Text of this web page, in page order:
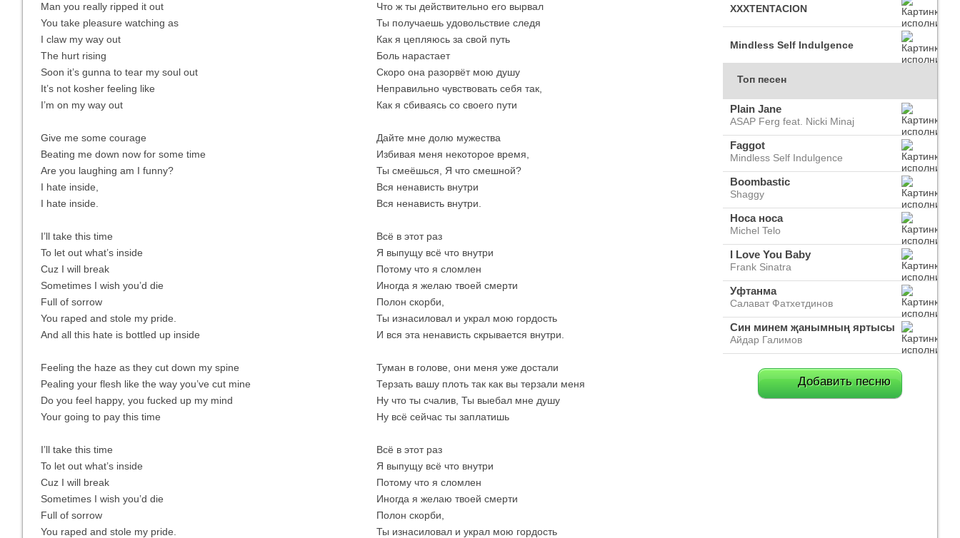
Man you really ripped it out
You take pleasure watching as
I claw my way out
The hurt rising
Soon it’s gunna to tear my soul out
It’s not kosher feeling like
I’m on my way out
Give me some courage
Beating me down now for some time
Are you laughing am I funny?
I hate inside,
I hate inside.
I’ll take this time
To let out what’s inside
Cuz I will break
Sometimes I wish you’d die
Full of sorrow
You raped and stole my pride.
And all this hate is bottled up inside
Feeling the haze as they cut down my spine
Pealing your flesh like the way you’ve cut mine
Do you feel happy, you fucked up my mind
Your going to pay this time
I’ll take this time
To let out what’s inside
Cuz I will break
Sometimes I wish you’d die
Full of sorrow
You raped and stole my pride.
Что ж ты действительно его вырвал
Ты получаешь удовольствие следя
Как я цепляюсь за свой путь
Боль нарастает
Скоро она разорвёт мою душу
Неправильно чувствовать себя так,
Как я сбиваясь со своего пути
Дайте мне долю мужества
Избивая меня некоторое время,
Ты смеёшься, Я что смешной?
Вся ненависть внутри
Вся ненависть внутри.
Всё в этот раз
Я выпущу всё что внутри
Потому что я сломлен
Иногда я желаю твоей смерти
Полон скорби,
Ты изнасиловал и украл мою гордость
И вся эта ненависть скрывается внутри.
Туман в голове, они меня уже достали
Терзать вашу плоть так как вы терзали меня
Ну что ты счалив, Ты выебал мне душу
Ну всё сейчас ты заплатишь
Всё в этот раз
Я выпущу всё что внутри
Потому что я сломлен
Иногда я желаю твоей смерти
Полон скорби,
Ты изнасиловал и украл мою гордость
XXXTENTACION
Mindless Self Indulgence
Топ песен
Plain Jane
ASAP Ferg feat. Nicki Minaj
Faggot
Mindless Self Indulgence
Boombastic
Shaggy
Носа носа
Michel Telo
I Love You Baby
Frank Sinatra
Уфтанма
Салават Фатхетдинов
Син минем җанымның яртысы
Айдар Галимов
Добавить песню